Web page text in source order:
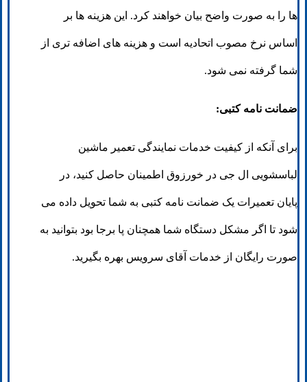
ها را به صورت واضح بیان خواهند کرد. این هزینه ها بر
اساس نرخ مصوب اتحادیه است و هزینه های اضافه تری از
شما گرفته نمی شود.
ضمانت نامه کتبی:
برای آنکه از کیفیت خدمات نمایندگی تعمیر ماشین
لباسشویی ال جی در خورزوق اطمینان حاصل کنید، در
پایان تعمیرات یک ضمانت نامه کتبی به شما تحویل داده می
شود تا اگر مشکل دستگاه شما همچنان پا برجا بود بتوانید به
صورت رایگان از خدمات آقای سرویس بهره بگیرید.